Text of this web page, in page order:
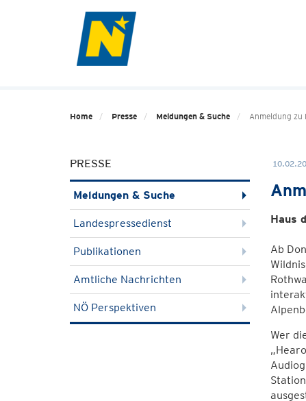
Home Presse Meldungen & Suche Anmeldung zu
PRESSE
Meldungen & Suche
Landespressedienst
Publikationen
Amtliche Nachrichten
NÖ Perspektiven
Haus
Ab
Wer